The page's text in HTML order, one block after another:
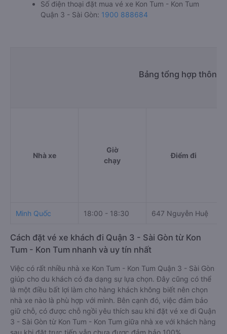
Số điện thoại đặt mua vé xe Kon Tum - Kon Tum
Quận 3 - Sài Gòn: 1900 888684
Bảng tổng hợp thông
Nhà xe
Giờ
chạy
Điểm đi
Minh Quốc 18:00 - 18:30 647 Nguyễn Huệ
Cách đặt vé xe khách đi Quận 3 - Sài Gòn từ Kon
Tum - Kon Tum nhanh và uy tín nhất
Việc có rất nhiều nhà xe Kon Tum - Kon Tum Quận 3 - Sài Gòn
giúp cho du khách có đa dạng sự lựa chọn. Đây cũng có thể
là một điều bất lợi làm cho hàng khách không biết nên chọn
nhà xe nào là phù hợp với mình. Bên cạnh đó, việc đảm bảo
giữ chỗ, có được chỗ ngồi yêu thích sau khi đặt vé xe đi Quận
3 - Sài Gòn từ Kon Tum - Kon Tum giữa nhà xe với khách hàng
sau khi đặt trực tiếp vẫn chưa được đảm bảo 100%.